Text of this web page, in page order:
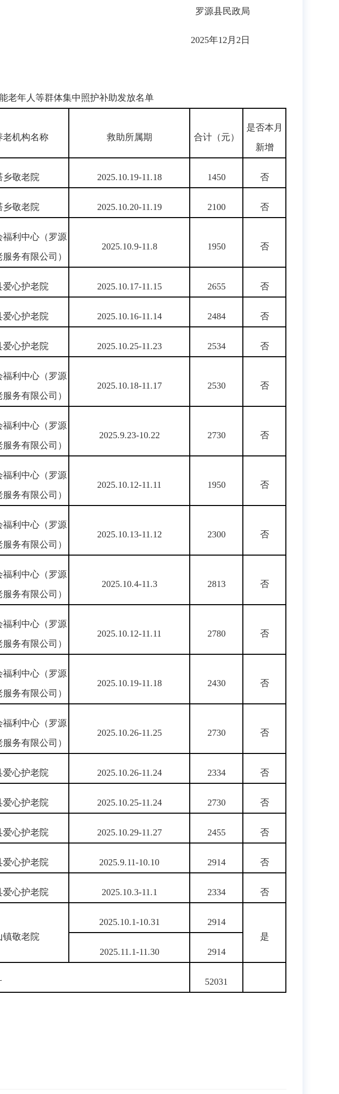
罗源县民政局
2025年12月2日
年人等群体集中照护补助发放名单
老机构名称 救助所属期 合计（元）
是否本月
新增
乡敬老院 2025.10.19-11.18 1450 否
乡敬老院 2025.10.20-11.19 2100 否
福利中心（罗源
务有限公司）
2025.10.9-11.8 1950 否
爱心护老院 2025.10.17-11.15 2655 否
爱心护老院 2025.10.16-11.14 2484 否
爱心护老院 2025.10.25-11.23 2534 否
福利中心（罗源
务有限公司）
2025.10.18-11.17 2530 否
福利中心（罗源
务有限公司）
2025.9.23-10.22 2730 否
福利中心（罗源
务有限公司）
2025.10.12-11.11 1950 否
福利中心（罗源
务有限公司）
2025.10.13-11.12 2300 否
福利中心（罗源
务有限公司）
2025.10.4-11.3 2813 否
福利中心（罗源
务有限公司）
2025.10.12-11.11 2780 否
福利中心（罗源
务有限公司）
2025.10.19-11.18 2430 否
福利中心（罗源
务有限公司）
2025.10.26-11.25 2730 否
爱心护老院 2025.10.26-11.24 2334 否
爱心护老院 2025.10.25-11.24 2730 否
爱心护老院 2025.10.29-11.27 2455 否
爱心护老院 2025.9.11-10.10 2914 否
爱心护老院 2025.10.3-11.1 2334 否
镇敬老院
2025.10.1-10.31
2914
是
2025.11.1-11.30
2914
52031